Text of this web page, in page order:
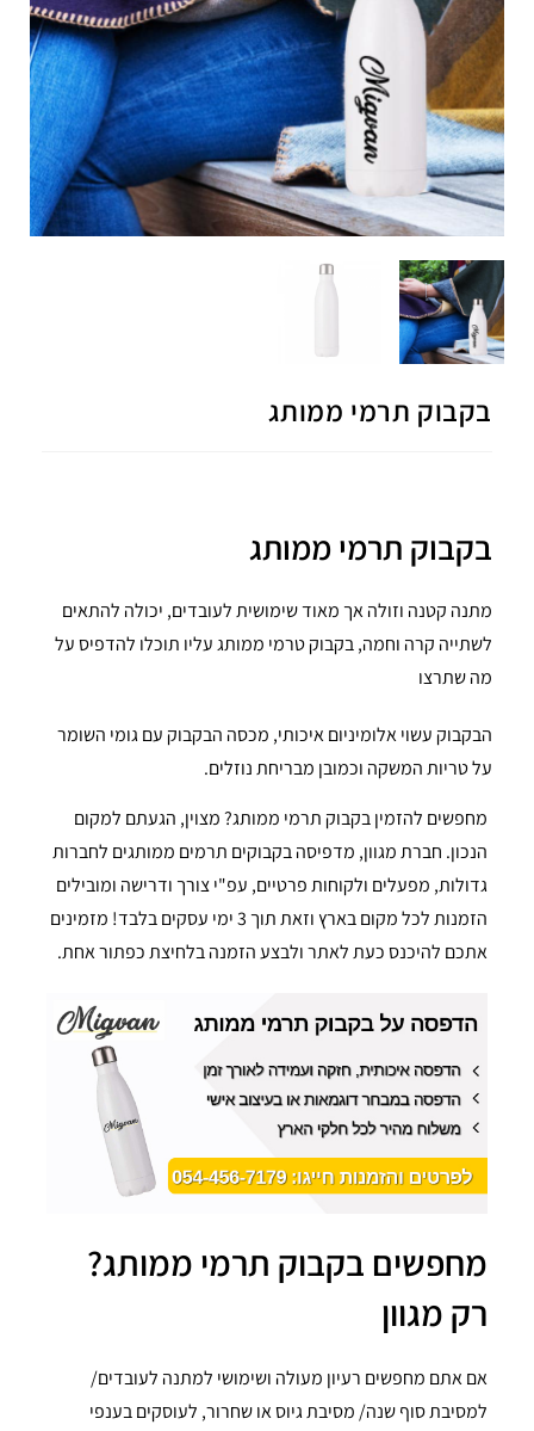
בקבוק תרמי ממותג
בקבוק תרמי ממותג
מתנה קטנה וזולה אך מאוד שימושית לעובדים, יכולה להתאים
לשתייה קרה וחמה, בקבוק טרמי ממותג עליו תוכלו להדפיס על
מה שתרצו
הבקבוק עשוי אלומיניום איכותי, מכסה הבקבוק עם גומי השומר
על טריות המשקה וכמובן מבריחת נוזלים.
מחפשים להזמין בקבוק תרמי ממותג? מצוין, הגעתם למקום
הנכון. חברת מגוון, מדפיסה בקבוקים תרמים ממותגים לחברות
גדולות, מפעלים ולקוחות פרטיים, עפ"י צורך ודרישה ומובילים
הזמנות לכל מקום בארץ וזאת תוך 3 ימי עסקים בלבד! מזמינים
אתכם להיכנס כעת לאתר ולבצע הזמנה בלחיצת כפתור אחת.
מחפשים בקבוק תרמי ממותג?
רק מגוון
אם אתם מחפשים רעיון מעולה ושימושי למתנה לעובדים/
למסיבת סוף שנה/ מסיבת גיוס או שחרור, לעוסקים בענפי